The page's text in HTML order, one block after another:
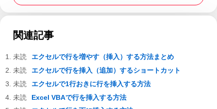
関連記事
エクセルで行を増やす（挿入）する方法まとめ
エクセルで行を挿入（追加）するショートカット
エクセルで1行おきに行を挿入する方法
Excel VBAで行を挿入する方法